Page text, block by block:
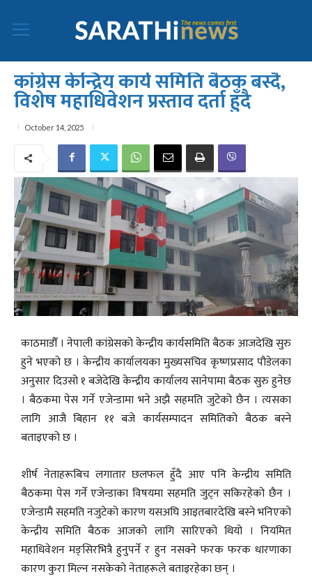
कांग्रेस केन्द्रिय कार्य समिति बैठक बस्दै,
विशेष महाधिवेशन प्रस्ताव दर्ता हुँदै
October 14, 2025
काठमाडौँ । नेपाली कांग्रेसको केन्द्रीय कार्यसमिति बैठक आजदेखि सुरु
हुने भएको छ । केन्द्रीय कार्यालयका मुख्यसचिव कृष्णप्रसाद पौडेलका
अनुसार दिउसो १ बजेदेखि केन्द्रीय कार्यालय सानेपामा बैठक सुरु हुनेछ
। बैठकमा पेस गर्ने एजेन्डामा भने अझै सहमति जुटेको छैन । त्यसका
लागि आजै बिहान ११ बजे कार्यसम्पादन समितिको बैठक बस्ने
बताइएको छ ।
शीर्ष नेताहरूबिच लगातार छलफल हुँदै आए पनि केन्द्रीय समिति
बैठकमा पेस गर्ने एजेन्डाका विषयमा सहमति जुट्न सकिरहेको छैन ।
एजेन्डामै सहमति नजुटेको कारण यसअघि आइतबारदेखि बस्ने भनिएको
केन्द्रीय समिति बैठक आजको लागि सारिएको थियो । नियमित
महाधिवेशन मङ्सिरभित्रै हुनुपर्ने र हुन नसक्ने फरक फरक धारणाका
कारण कुरा मिल्न नसकेको नेताहरूले बताइरहेका छन् ।